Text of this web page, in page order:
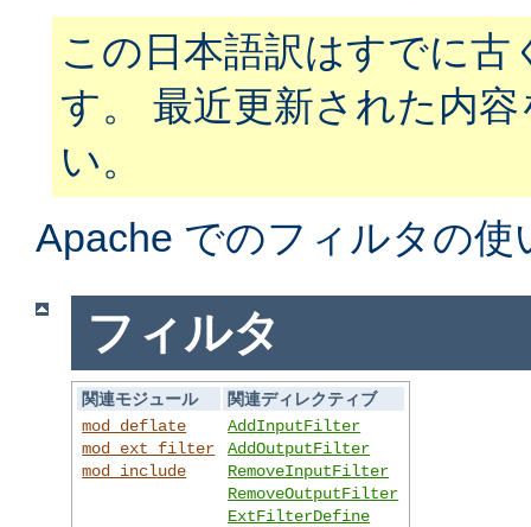
この日本語訳はすでに
す。 最近更新された内
い。
Apache でのフィルタの
フィルタ
関連モジュール
関連ディレクティブ
mod_deflate
mod_ext_filter
mod_include
AddInputFilter
AddOutputFilter
RemoveInputFilter
RemoveOutputFilter
ExtFilterDefine